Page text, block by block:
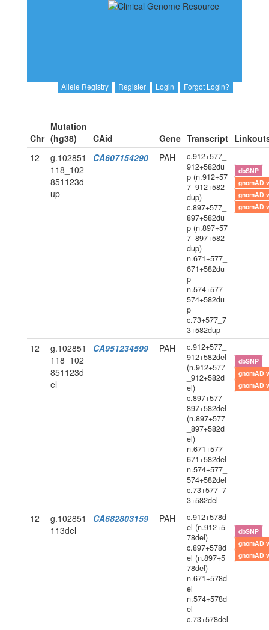
Allele Registry Register Login Forgot Login?
Chr
Mutation
(hg38)
CAid Gene Transcript
12
g.102851
118_102
851123d
up
CA607154290 PAH
c.912+577_
912+582du
p (n.912+57
7_912+582
dup)
c.897+577_
897+582du
p (n.897+57
7_897+582
dup)
n.671+577_
671+582du
p
n.574+577_
574+582du
p
c.73+577_7
3+582dup
dbSNP
gnomAD
gnomAD
gnomAD
12
g.102851
118_102
851123d
el
CA951234599 PAH
c.912+577_
912+582del
(n.912+577
_912+582d
el)
c.897+577_
897+582del
(n.897+577
_897+582d
el)
n.671+577_
671+582del
n.574+577_
574+582del
c.73+577_7
3+582del
dbSNP
gnomAD
gnomAD
12
g.102851
113del
CA682803159 PAH
c.912+578d
el (n.912+5
78del)
c.897+578d
el (n.897+5
78del)
n.671+578d
el
n.574+578d
el
c.73+578del
dbSNP
gnomAD
gnomAD